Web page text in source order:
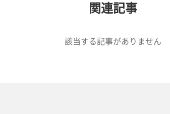
関連記事
該当する記事がありません